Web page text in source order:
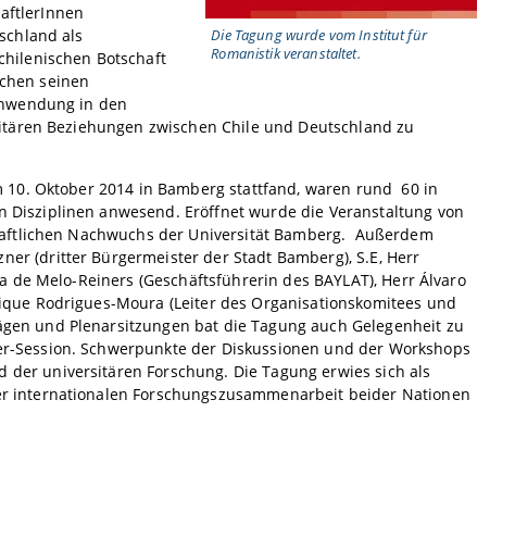
Die Tagung wurde vom Institut für
Romanistik veranstaltet.
als
Botschaft
seinen
in den
Beziehungen zwischen Chile und Deutschland zu
10. Oktober 2014 in Bamberg stattfand, waren rund 60 in
anwesend. Eröffnet wurde die Veranstaltung von
Nachwuchs der Universität Bamberg. Außerdem
(dritter Bürgermeister der Stadt Bamberg), S.E, Herr
Melo-Reiners (Geschäftsführerin des BAYLAT), Herr Álvaro
Rodrigues-Moura (Leiter des Organisationskomitees und
und Plenarsitzungen bat die Tagung auch Gelegenheit zu
Schwerpunkte der Diskussionen und der Workshops
universitären Forschung. Die Tagung erwies sich als
internationalen Forschungszusammenarbeit beider Nationen